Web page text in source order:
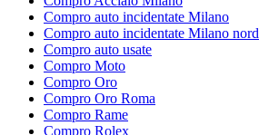
Compro auto incidentate Milano
Compro auto incidentate Milano nord
Compro auto usate
Compro Moto
Compro Oro
Compro Oro Roma
Compro Rame
Compro Rolex